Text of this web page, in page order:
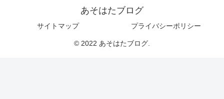
あそはたブログ
サイトマップ プライバシーポリシー
© 2022 あそはたブログ.